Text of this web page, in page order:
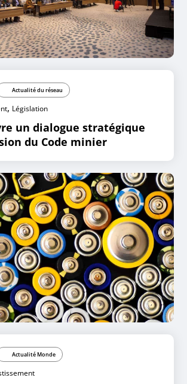
Actualité du réseau
, Législation
un dialogue stratégique
du Code minier
Actualité Monde